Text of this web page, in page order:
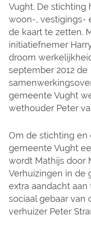
Vught. De stichting
woon-, vestigings-
de kaart te zetten.
initiatiefnemer
droom
september 2012 de
gemeente Vught
wethouder Peter
Om de stichting
gemeente Vught
wordt Mathijs door
Verhuizingen in de
extra aandacht
sociaal gebaar van
verhuizer Peter